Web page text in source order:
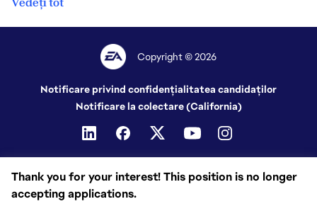
Thank you for your interest! This position is no longer
accepting applications.
Copyright © 2026
Notificare privind confidențialitatea candidaților
Notificare la colectare (California)